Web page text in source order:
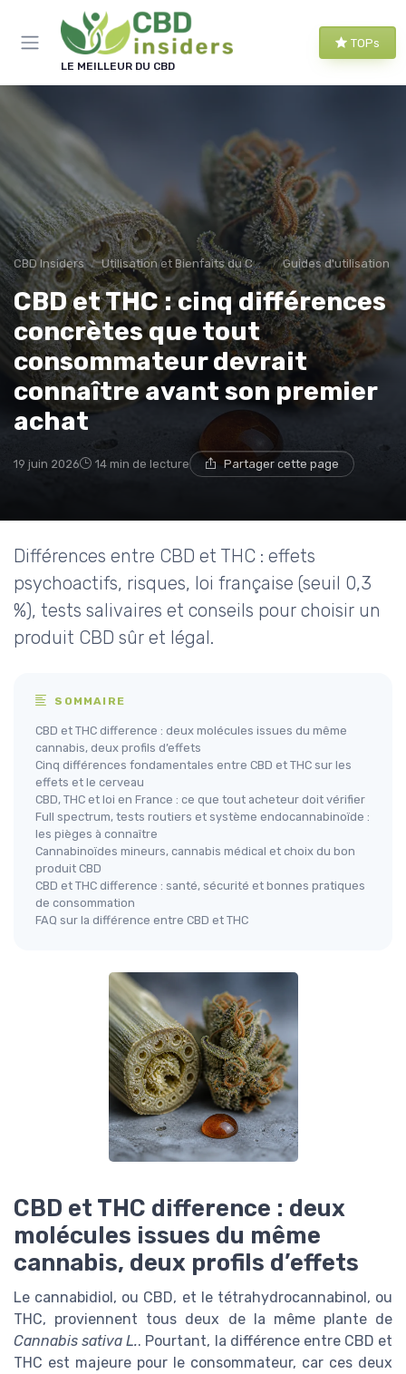
LE MEILLEUR DU CBD
TOPs
CBD Insiders Utilisation et Bienfaits du CBD Guides d'utilisation
CBD et THC : cinq différences
concrètes que tout
consommateur devrait
connaître avant son premier
achat
19 juin 2026 14 min de lecture Partager cette page
Différences entre CBD et THC : effets
psychoactifs, risques, loi française (seuil 0,3
%), tests salivaires et conseils pour choisir un
produit CBD sûr et légal.
SOMMAIRE
CBD et THC difference : deux molécules issues du même
cannabis, deux profils d’effets
Cinq différences fondamentales entre CBD et THC sur les
effets et le cerveau
CBD, THC et loi en France : ce que tout acheteur doit vérifier
Full spectrum, tests routiers et système endocannabinoïde :
les pièges à connaître
Cannabinoïdes mineurs, cannabis médical et choix du bon
produit CBD
CBD et THC difference : santé, sécurité et bonnes pratiques
de consommation
FAQ sur la différence entre CBD et THC
CBD et THC difference : deux
molécules issues du même
cannabis, deux profils d’effets
Le cannabidiol, ou CBD, et le tétrahydrocannabinol, ou
THC, proviennent tous deux de la même plante de
Cannabis sativa L.. Pourtant, la différence entre CBD et
THC est majeure pour le consommateur, car ces deux
Panneau de gestion des cookies